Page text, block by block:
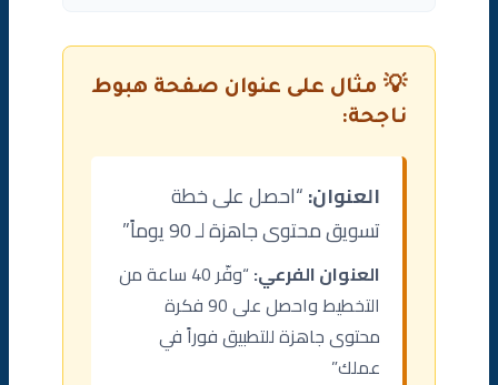
💡 مثال على عنوان صفحة هبوط
ناجحة:
العنوان:“احصل على خطة
تسويق محتوى جاهزة لـ 90 يوماً”
العنوان الفرعي:
“وفّر 40 ساعة من
التخطيط واحصل على 90 فكرة
محتوى جاهزة للتطبيق فوراً في
عملك”